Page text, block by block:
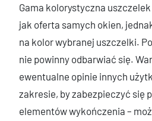
Gama kolorystyczna
jak oferta samych okien,
na kolor wybranej uszczelki.
nie powinny odbarwiać się.
ewentualne opinie innych
zakresie, by zabezpieczyć się
elementów wykończenia –